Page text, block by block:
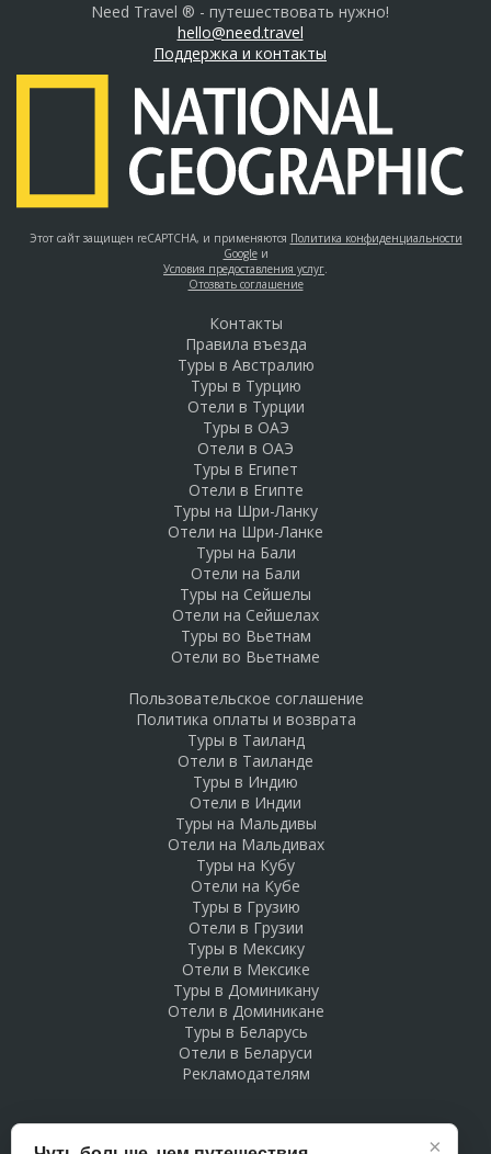
Need Travel ® - путешествовать нужно!
hello@need.travel
Поддержка и контакты
Этот сайт защищен reCAPTCHA, и применяются Политика конфиденциальности
Googleи
Условия предоставления услуг
Отозвать соглашение
Контакты
Правила въезда
Туры в Австралию
Туры в Турцию
Отели в Турции
Туры в ОАЭ
Отели в ОАЭ
Туры в Египет
Отели в Египте
Туры на Шри-Ланку
Отели на Шри-Ланке
Туры на Бали
Отели на Бали
Туры на Сейшелы
Отели на Сейшелах
Туры во Вьетнам
Отели во Вьетнаме
Пользовательское соглашение
Политика оплаты и возврата
Туры в Таиланд
Отели в Таиланде
Туры в Индию
Отели в Индии
Туры на Мальдивы
Отели на Мальдивах
Туры на Кубу
Отели на Кубе
Туры в Грузию
Отели в Грузии
Туры в Мексику
Отели в Мексике
Туры в Доминикану
Отели в Доминикане
Туры в Беларусь
Отели в Беларуси
Рекламодателям
×